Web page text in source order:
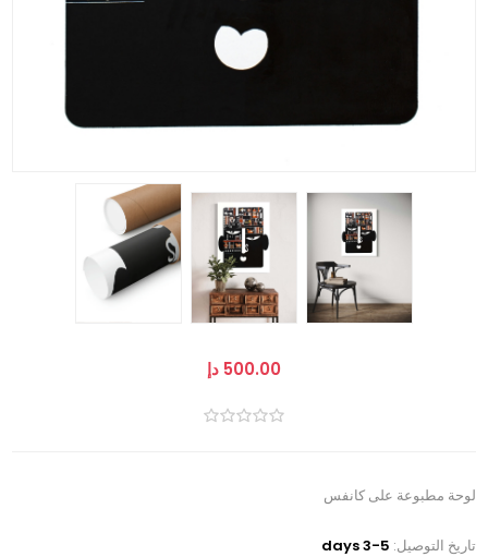
500.00 دإ
لوحة مطبوعة على كانفس
تاريخ التوصيل: 3-5 days